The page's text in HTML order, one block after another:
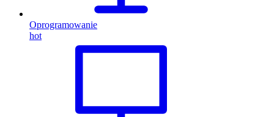
Oprogramowanie
hot